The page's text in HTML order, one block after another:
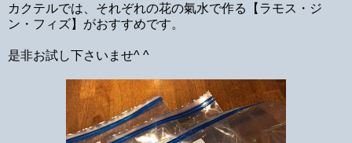
カクテルでは、それぞれの花の氣水で作る【ラモス・ジ
ン・フィズ】がおすすめです。
是非お試し下さいませ^ ^